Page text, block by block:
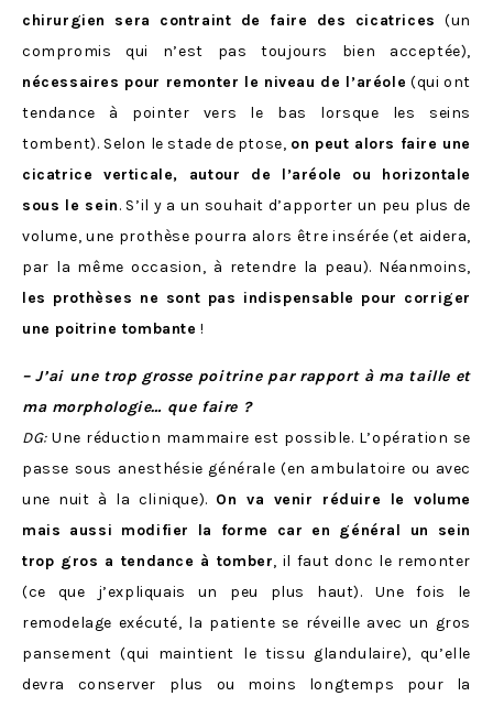
chirurgien sera contraint de faire des cicatrices(un
compromis qui n’est pas toujours bien acceptée),
nécessaires pour remonter le niveau de l’aréole (qui ont
tendance à pointer vers le bas lorsque les seins
tombent). Selon le stade de ptose, on peut alors faire une
cicatrice verticale, autour de l’aréole ou horizontale
sous le sein. S’il y a un souhait d’apporter un peu plus de
volume, une prothèse pourra alors être insérée (et aidera,
par la même occasion, à retendre la peau). Néanmoins,
les prothèses ne sont pas indispensable pour corriger
une poitrine tombante !
– J’ai une trop grosse poitrine par rapport à ma taille et
ma morphologie… que faire ?
DG:Une réduction mammaire est possible. L’opération se
passe sous anesthésie générale (en ambulatoire ou avec
une nuit à la clinique). On va venir réduire le volume
mais aussi modifier la forme car en général un sein
trop gros a tendance à tomber, il faut donc le remonter
(ce que j’expliquais un peu plus haut). Une fois le
remodelage exécuté, la patiente se réveille avec un gros
pansement (qui maintient le tissu glandulaire), qu’elle
devra conserver plus ou moins longtemps pour la